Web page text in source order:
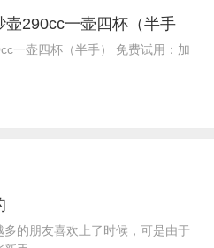
壶290cc一壶四杯（半手
一壶四杯（半手） 免费试用：加
的朋友喜欢上了时候，可是由于